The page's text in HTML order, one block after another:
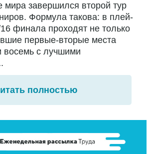
мира завершился второй тур
Формула такова: в плей-
финала проходят не только
первые-вторые места
восемь с лучшими
полностью